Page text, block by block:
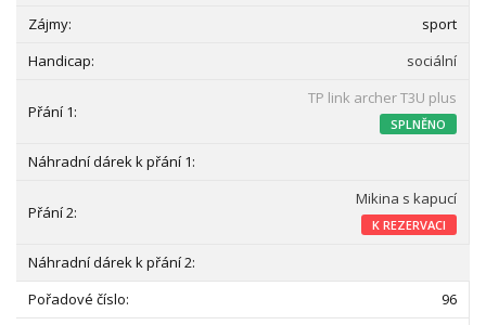
sport
sociální
TP link archer T3U plus
SPLNĚNO
Mikina s kapucí
K REZERVACI
96